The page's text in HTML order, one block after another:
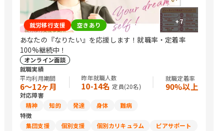
+7
就労移行支援 空きあり
あなたの『なりたい』を応援します！就職率・定着率
100%継続中！
オンライン面談
就職実績
平均利用期間
6〜12ヶ月
昨年就職人数
10-14名 定員(20名)
就職定着率
90%以上
対応障害
精神
知的 発達 身体
難病
特徴
集団支援
個別支援 個別カリキュラム
ピアサポート